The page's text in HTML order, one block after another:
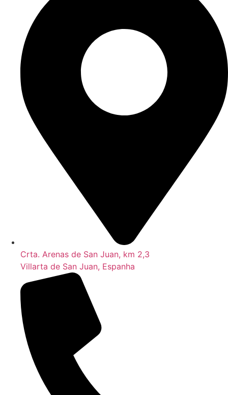
Crta. Arenas de San Juan, km 2,3
Villarta de San Juan, Espanha